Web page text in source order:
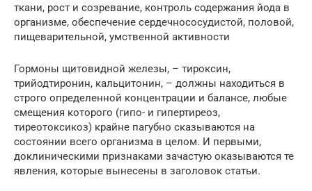
ткани, рост и созревание, контроль содержания йода в
организме, обеспечение сердечнососудистой, половой,
пищеварительной, умственной активности
Гормоны щитовидной железы, – тироксин,
трийодтиронин, кальцитонин, – должны находиться в
строго определенной концентрации и балансе, любые
смещения которого (гипо- и гипертиреоз,
тиреотоксикоз) крайне пагубно сказываются на
состоянии всего организма в целом. И первыми,
доклиническими признаками зачастую оказываются те
явления, которые вынесены в заголовок статьи.